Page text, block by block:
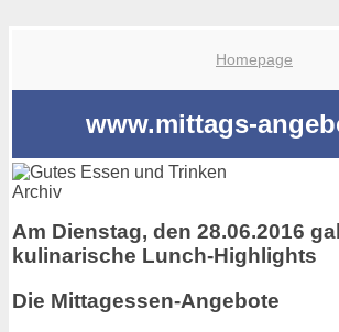
Homepage
www.mittags-
Archiv
Am Dienstag, den 28.06.2016
kulinarische Lunch-Highlights
Die Mittagessen-Angebote